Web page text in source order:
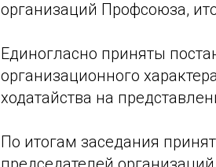
организаций Профсоюза,
Единогласно приняты
организационного
ходатайства на
По итогам заседания